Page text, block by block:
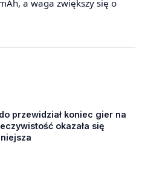
a waga zwiększy się o
przewidział koniec gier na
okazała się